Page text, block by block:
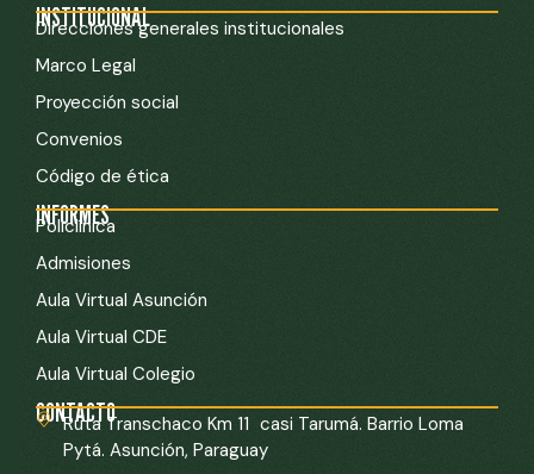
INSTITUCIONAL
Direcciones generales institucionales
Marco Legal
Proyección social
Convenios
Código de ética
INFORMES
Policlínica
Admisiones
Aula Virtual Asunción
Aula Virtual CDE
Aula Virtual Colegio
CONTACTO
Ruta Transchaco Km 11 casi Tarumá. Barrio Loma
Pytá. Asunción, Paraguay